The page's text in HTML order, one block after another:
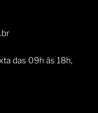
das 09h às 18h,